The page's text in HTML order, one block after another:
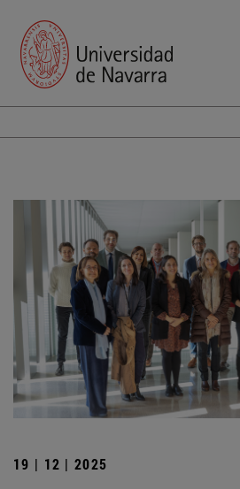
19 | 12 | 2025